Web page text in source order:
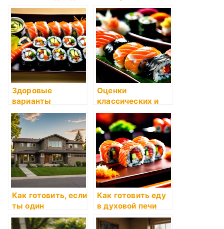
рецептов
кухне
Здоровые
варианты
любимых блюд
Оценки
классических и
авторских суши-
рецептов
Как готовить, если
ты один
Как готовить еду
в духовой печи